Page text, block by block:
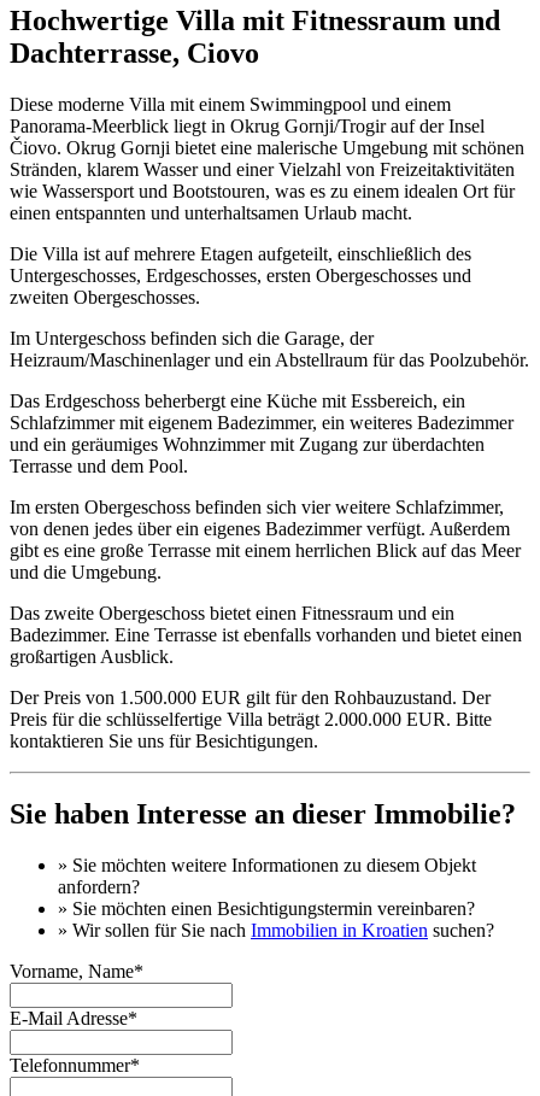
Hochwertige Villa mit Fitnessraum und
Dachterrasse, Ciovo
Diese moderne Villa mit einem Swimmingpool und einem
Panorama-Meerblick liegt in Okrug Gornji/Trogir auf der Insel
Čiovo. Okrug Gornji bietet eine malerische Umgebung mit schönen
Stränden, klarem Wasser und einer Vielzahl von Freizeitaktivitäten
wie Wassersport und Bootstouren, was es zu einem idealen Ort für
einen entspannten und unterhaltsamen Urlaub macht.
Die Villa ist auf mehrere Etagen aufgeteilt, einschließlich des
Untergeschosses, Erdgeschosses, ersten Obergeschosses und
zweiten Obergeschosses.
Im Untergeschoss befinden sich die Garage, der
Heizraum/Maschinenlager und ein Abstellraum für das Poolzubehör.
Das Erdgeschoss beherbergt eine Küche mit Essbereich, ein
Schlafzimmer mit eigenem Badezimmer, ein weiteres Badezimmer
und ein geräumiges Wohnzimmer mit Zugang zur überdachten
Terrasse und dem Pool.
Im ersten Obergeschoss befinden sich vier weitere Schlafzimmer,
von denen jedes über ein eigenes Badezimmer verfügt. Außerdem
gibt es eine große Terrasse mit einem herrlichen Blick auf das Meer
und die Umgebung.
Das zweite Obergeschoss bietet einen Fitnessraum und ein
Badezimmer. Eine Terrasse ist ebenfalls vorhanden und bietet einen
großartigen Ausblick.
Der Preis von 1.500.000 EUR gilt für den Rohbauzustand. Der
Preis für die schlüsselfertige Villa beträgt 2.000.000 EUR. Bitte
kontaktieren Sie uns für Besichtigungen.
Sie haben Interesse an dieser Immobilie?
» Sie möchten weitere Informationen zu diesem Objekt
anfordern?
» Sie möchten einen Besichtigungstermin vereinbaren?
» Wir sollen für Sie nach Immobilien in Kroatien suchen?
Vorname, Name*
E-Mail Adresse*
Telefonnummer*